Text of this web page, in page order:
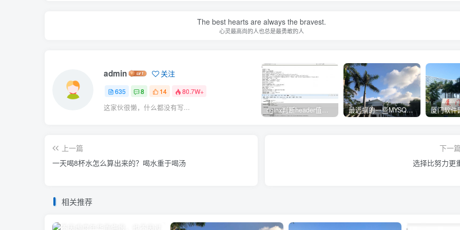
The best hearts are always the bravest.
心灵最高尚的人也总是最勇敢的人
admin 关注
635 8 14 80.7W+
这家伙很懒，什么都没有写... 最近搞的一些MYSQL相关的docker镜像
上一篇
一天喝8杯水怎么算出来的？喝水重于喝汤
下一
选择比努力更
相关推荐